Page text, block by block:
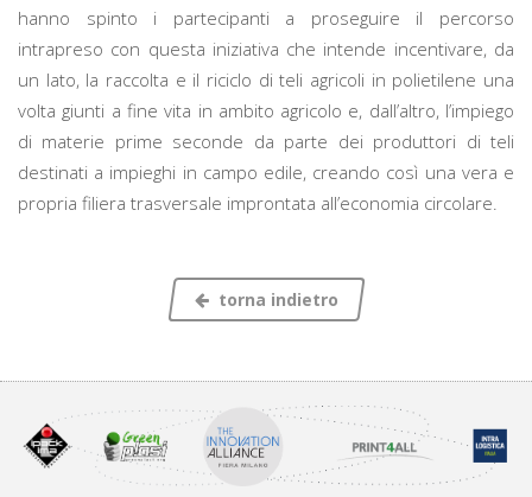
hanno spinto i partecipanti a proseguire il percorso
intrapreso con questa iniziativa che intende incentivare, da
un lato, la raccolta e il riciclo di teli agricoli in polietilene una
volta giunti a fine vita in ambito agricolo e, dall’altro, l’impiego
di materie prime seconde da parte dei produttori di teli
destinati a impieghi in campo edile, creando così una vera e
propria filiera trasversale improntata all’economia circolare.
torna indietro